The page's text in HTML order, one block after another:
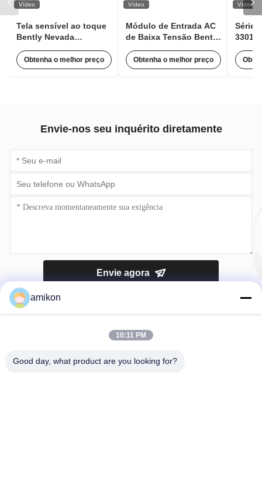
Vídeo
Tela sensível ao toque
Bently Nevada
Expansor de Pulso para
Monitoramento de
Obtenha o melhor preço
Vídeo
Módulo de Entrada AC
de Baixa Tensão Bently
3500/15 63Hz Com 85 a
264 Vac RMS
Obtenha o melhor preço
Vídeo
Série
de
Envie-nos seu inquérito diretamente
Envie agora
amikon
10:11 PM
Good day, what product are you looking for?